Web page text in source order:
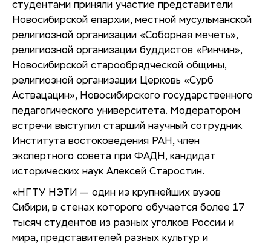
студентами приняли участие представители
Новосибирской епархии, местной мусульманской
религиозной организации «Соборная мечеть»,
религиозной организации буддистов «Ринчин»,
Новосибирской старообрядческой общины,
религиозной организации Церковь «Сурб
Аствацацин», Новосибирского государственного
педагогического университета. Модератором
встречи выступил старший научный сотрудник
Института востоковедения РАН, член
экспертного совета при ФАДН, кандидат
исторических наук Алексей Старостин.
«НГТУ НЭТИ — один из крупнейших вузов
Сибири, в стенах которого обучается более 17
тысяч студентов из разных уголков России и
мира, представителей разных культур и